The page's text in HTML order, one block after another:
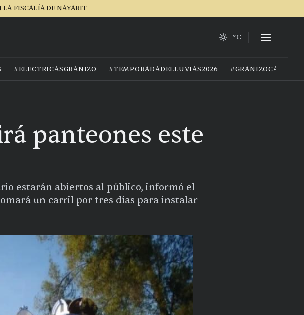
FISCALÍA DE NAYARIT
--°C
#ELECTRICASGRANIZO #TEMPORADADELLUVIAS2026 #GRANIZOCALOR
panteones este
estarán abiertos al público, informó el
un carril por tres días para instalar